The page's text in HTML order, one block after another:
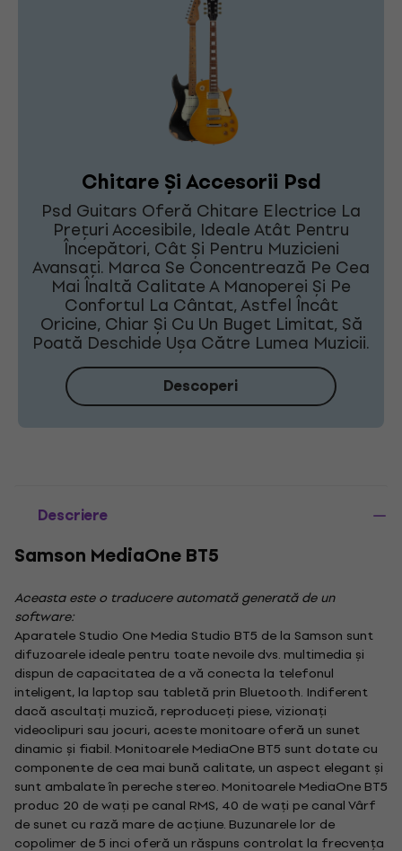
Chitare Și Accesorii Psd
Psd Guitars Oferă Chitare Electrice La
Prețuri Accesibile, Ideale Atât Pentru
Începători, Cât Și Pentru Muzicieni
Avansați. Marca Se Concentrează Pe Cea
Mai Înaltă Calitate A Manoperei Și Pe
Confortul La Cântat, Astfel Încât
Oricine, Chiar Și Cu Un Buget Limitat, Să
Poată Deschide Ușa Către Lumea Muzicii.
Descoperi
Descriere
Samson MediaOne BT5
Aceasta este o traducere automată generată de un
software:
Aparatele Studio One Media Studio BT5 de la Samson sunt
difuzoarele ideale pentru toate nevoile dvs. multimedia și
dispun de capacitatea de a vă conecta la telefonul
inteligent, la laptop sau tabletă prin Bluetooth. Indiferent
dacă ascultați muzică, reproduceți piese, vizionați
videoclipuri sau jocuri, aceste monitoare oferă un sunet
dinamic și fiabil. Monitoarele MediaOne BT5 sunt dotate cu
componente de cea mai bună calitate, un aspect elegant și
sunt ambalate în pereche stereo. Monitoarele MediaOne BT5
produc 20 de wați pe canal RMS, 40 de wați pe canal Vârf
de sunet cu rază mare de acțiune. Buzunarele lor de
copolimer de 5 inci oferă un răspuns controlat la frecvența